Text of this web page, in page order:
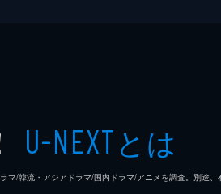
U-NEXTとは
/韓流・アジアドラマ/国内ドラマ/アニメを調査。別途、